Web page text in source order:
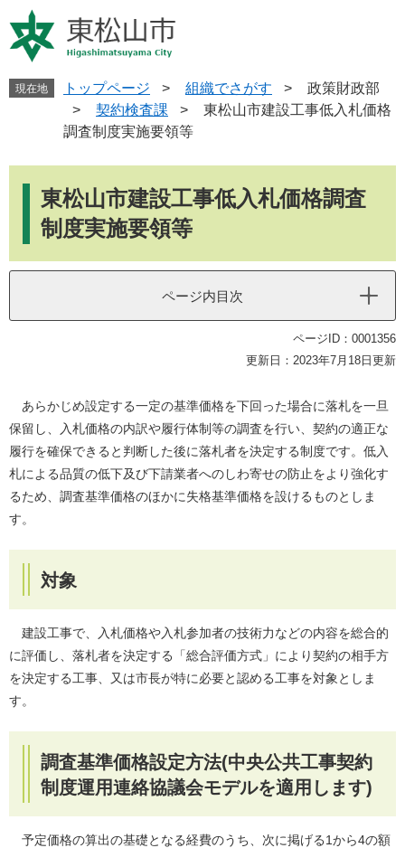
ー
ジ
ニ
ュ
現在地 トップページ > 組織でさがす >
政策財政部
>
契約検査課 >
東松山市建設工事低入札価格
調査制度実施要領等
東松山市建設工事低入札価格調査
制度実施要領等
ページ内目次
ページID：0001356
更新日：2023年7月18日更新
あらかじめ設定する一定の基準価格を下回った場合に落札を一旦
保留し、入札価格の内訳や履行体制等の調査を行い、契約の適正な
履行を確保できると判断した後に落札者を決定する制度です。低入
札による品質の低下及び下請業者へのしわ寄せの防止をより強化す
るため、調査基準価格のほかに失格基準価格を設けるものとしま
す。
対象
建設工事で、入札価格や入札参加者の技術力などの内容を総合的
に評価し、落札者を決定する「総合評価方式」により契約の相手方
を決定する工事、又は市長が特に必要と認める工事を対象としま
す。
調査基準価格設定方法(中央公共工事契約
制度運用連絡協議会モデルを適用します)
予定価格の算出の基礎となる経費のうち、次に掲げる1から4の額